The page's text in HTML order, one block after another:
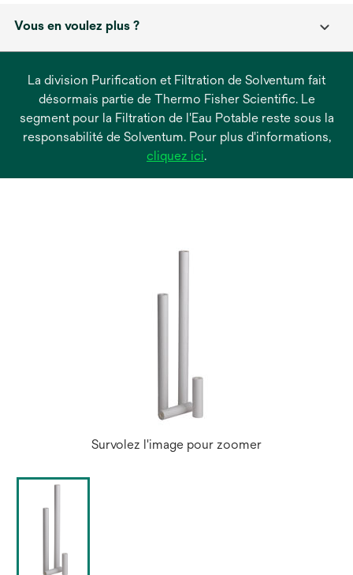
Vous en voulez plus ?
La division Purification et Filtration de Solventum fait
désormais partie de Thermo Fisher Scientific. Le
segment pour la Filtration de l'Eau Potable reste sous la
responsabilité de Solventum. Pour plus d'informations,
cliquez icis’ouvre
.
Survolez l'image pour zoomer